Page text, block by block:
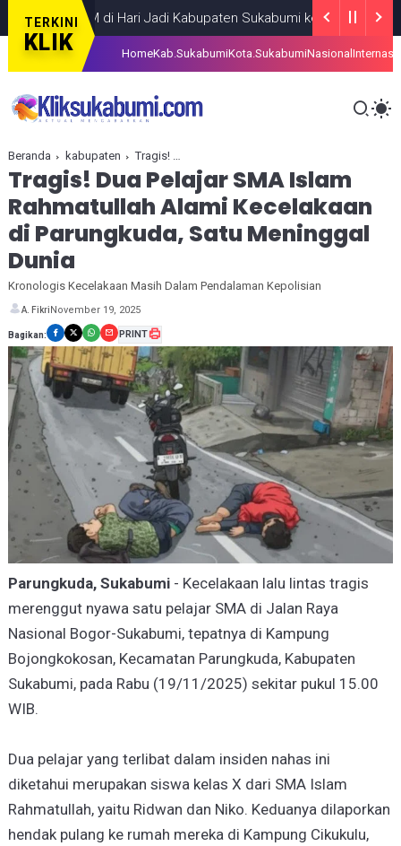
TERKINI
KLIK
di Hari Jadi Kabupaten Sukabumi ke-156 BERITA
HomeKab.SukabumiKota.SukabumiNasional
Beranda kabupaten Tragis! Dua Pelajar SMA Islam Rahmatullah Alami Kecelakaan di Parungkuda, Satu Meninggal Dunia
Tragis! Dua Pelajar SMA Islam
Rahmatullah Alami Kecelakaan
di Parungkuda, Satu Meninggal
Dunia
Kronologis Kecelakaan Masih Dalam Pendalaman Kepolisian
A. FikriNovember 19, 2025
Bagikan: PRINT
Parungkuda, Sukabumi- Kecelakaan lalu lintas tragis
merenggut nyawa satu pelajar SMA di Jalan Raya
Nasional Bogor-Sukabumi, tepatnya di Kampung
Bojongkokosan, Kecamatan Parungkuda, Kabupaten
Sukabumi, pada Rabu (19/11/2025) sekitar pukul 15.00
WIB.
Dua pelajar yang terlibat dalam insiden nahas ini
diketahui merupakan siswa kelas X dari SMA Islam
Rahmatullah, yaitu Ridwan dan Niko. Keduanya dilaporkan
hendak pulang ke rumah mereka di Kampung Cikukulu,